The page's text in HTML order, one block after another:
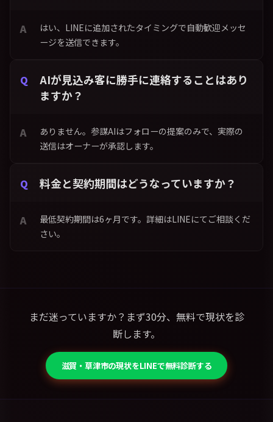
はい、LINEに追加されたタイミングで自動歓迎メッセ
ージを送信できます。
AIが見込み客に勝手に連絡することはあり
ますか？
ありません。参謀AIはフォローの提案のみで、実際の
送信はオーナーが承認します。
料金と契約期間はどうなっていますか？
最低契約期間は6ヶ月です。詳細はLINEにてご相談くだ
さい。
まだ迷っていますか？まず30分、無料で現状を診
断します。
滋賀・草津市の現状をLINEで無料診断する